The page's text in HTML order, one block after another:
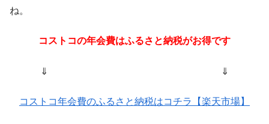
ね。
コストコの年会費はふるさと納税がお得です
⇓ ⇓
コストコ年会費のふるさと納税はコチラ【楽天市場】